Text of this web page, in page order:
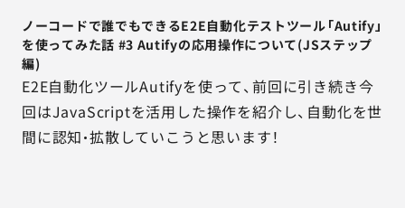
ノーコードで誰でもできるE2E自動化テストツール「Autify」
を使ってみた話 #3 Autifyの応用操作について(JSステップ
編)
E2E自動化ツールAutifyを使って、前回に引き続き今
回はJavaScriptを活用した操作を紹介し、自動化を世
間に認知・拡散していこうと思います！